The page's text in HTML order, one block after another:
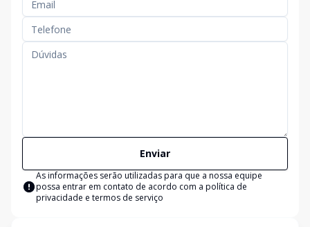
Enviar
As informações serão utilizadas para que a nossa equipe
possa entrar em contato de acordo com a política de
privacidade e termos de serviço